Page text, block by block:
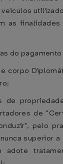
as
do pagamento
corpo
de
pelo
superior a
adote